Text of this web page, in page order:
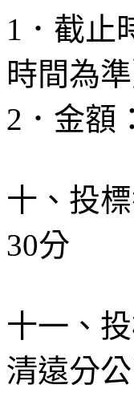
1 ．截止
時間為準
2 ．金
十、投
30分
十一、
清遠分